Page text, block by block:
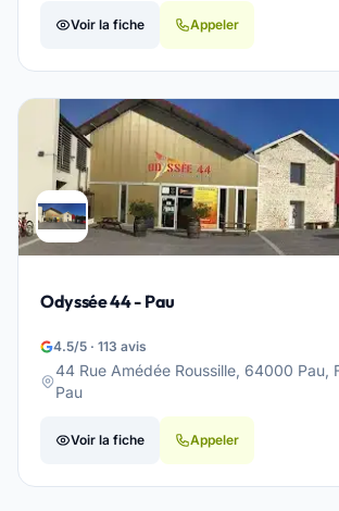
Voir la fiche Appeler
Odyssée 44 - Pau
4.5/5 · 113 avis
44 Rue Amédée Roussille, 64000 Pau,
Pau
Voir la fiche Appeler